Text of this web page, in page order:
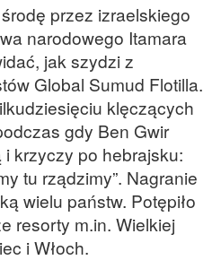
przez izraelskiego
narodowego Itamara
jak szydzi z
Global Sumud Flotilla.
klęczących
gdy Ben Gwir
krzyczy po hebrajsku:
tu rządzimy”. Nagranie
wielu państw. Potępiło
resorty m.in. Wielkiej
i Włoch.